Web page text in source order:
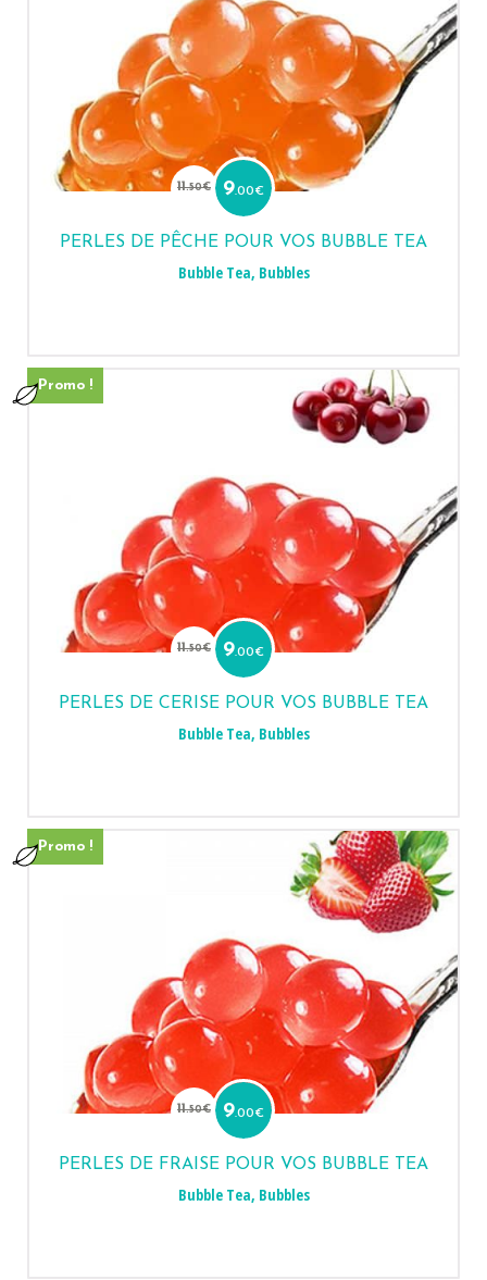
11.50€
Le
prix
initial
11.50€.
9.00€
Le
prix
9.00€.
PERLES DE PÊCHE POUR VOS BUBBLE TEA
Bubble Tea, Bubbles
Promo !
11.50€
Le
prix
initial
11.50€.
9.00€
Le
prix
9.00€.
PERLES DE CERISE POUR VOS BUBBLE TEA
Bubble Tea, Bubbles
Promo !
11.50€
Le
prix
initial
11.50€.
9.00€
Le
prix
9.00€.
PERLES DE FRAISE POUR VOS BUBBLE TEA
Bubble Tea, Bubbles